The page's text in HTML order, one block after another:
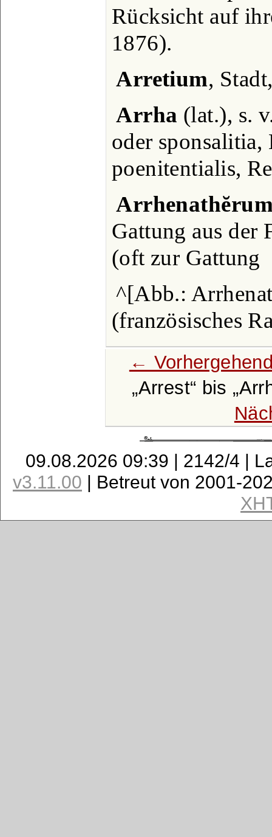
Rücksicht auf
1876).
Arretium,
Arrha (lat.), s.
oder
poenitentialis,
Gattung aus der
(oft zur Gattung
^[Abb.:
(französisches
←
Arrest
bis
09.08.2026 09:39 | 2142/4 |
v3.11.00 | Betreut von 2001-